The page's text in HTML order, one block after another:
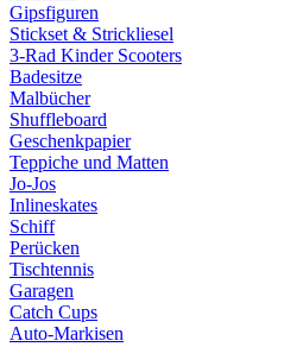
Gipsfiguren
Stickset & Strickliesel
3-Rad Kinder Scooters
Badesitze
Malbücher
Shuffleboard
Geschenkpapier
Teppiche und Matten
Jo-Jos
Inlineskates
Schiff
Perücken
Tischtennis
Garagen
Catch Cups
Auto-Markisen